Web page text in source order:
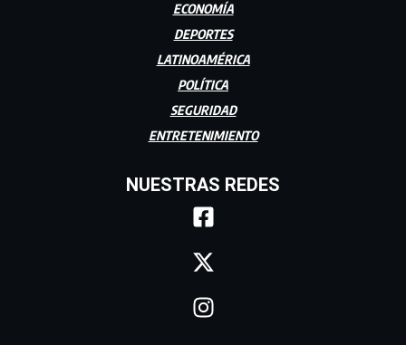
ECONOMÍA
DEPORTES
LATINOAMÉRICA
POLÍTICA
SEGURIDAD
ENTRETENIMIENTO
NUESTRAS REDES